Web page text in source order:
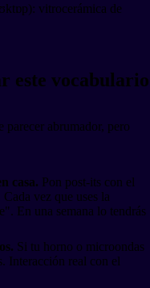
vitrocerámica de
este vocabulario
parecer abrumador, pero
casa. Pon post-its con el
vez que uses la
En una semana lo tendrás
Si tu horno o microondas
Interacción real con el